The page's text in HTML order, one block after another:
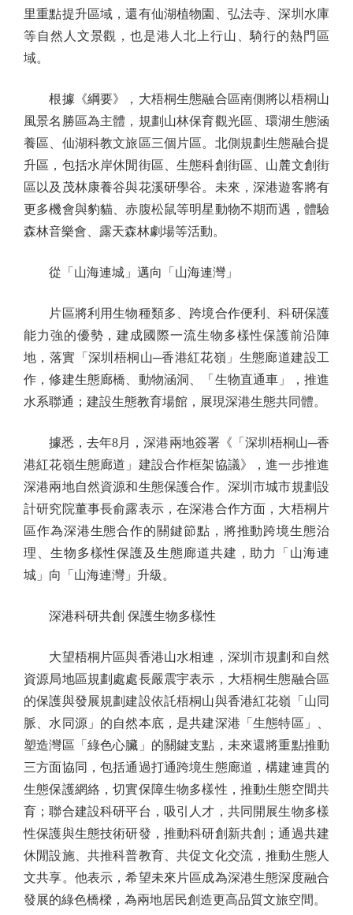
里重點提升區域，還有仙湖植物園、弘法寺、深圳水庫
等自然人文景觀，也是港人北上行山、騎行的熱門區
域。
根據《綱要》，大梧桐生態融合區南側將以梧桐山
風景名勝區為主體，規劃山林保育觀光區、環湖生態涵
養區、仙湖科教文旅區三個片區。北側規劃生態融合提
升區，包括水岸休閒街區、生態科創街區、山麓文創街
區以及茂林康養谷與花溪研學谷。未來，深港遊客將有
更多機會與豹貓、赤腹松鼠等明星動物不期而遇，體驗
森林音樂會、露天森林劇場等活動。
從「山海連城」邁向「山海連灣」
片區將利用生物種類多、跨境合作便利、科研保護
能力強的優勢，建成國際一流生物多樣性保護前沿陣
地，落實「深圳梧桐山─香港紅花嶺」生態廊道建設工
作，修建生態廊橋、動物涵洞、「生物直通車」，推進
水系聯通；建設生態教育場館，展現深港生態共同體。
據悉，去年8月，深港兩地簽署《「深圳梧桐山─香
港紅花嶺生態廊道」建設合作框架協議》，進一步推進
深港兩地自然資源和生態保護合作。深圳市城市規劃設
計研究院董事長俞露表示，在深港合作方面，大梧桐片
區作為深港生態合作的關鍵節點，將推動跨境生態治
理、生物多樣性保護及生態廊道共建，助力「山海連
城」向「山海連灣」升級。
深港科研共創 保護生物多樣性
大望梧桐片區與香港山水相連，深圳市規劃和自然
資源局地區規劃處處長嚴震宇表示，大梧桐生態融合區
的保護與發展規劃建設依託梧桐山與香港紅花嶺「山同
脈、水同源」的自然本底，是共建深港「生態特區」、
塑造灣區「綠色心臟」的關鍵支點，未來還將重點推動
三方面協同，包括通過打通跨境生態廊道，構建連貫的
生態保護網絡，切實保障生物多樣性，推動生態空間共
育；聯合建設科研平台，吸引人才，共同開展生物多樣
性保護與生態技術研發，推動科研創新共創；通過共建
休閒設施、共推科普教育、共促文化交流，推動生態人
文共享。他表示，希望未來片區成為深港生態深度融合
發展的綠色橋樑，為兩地居民創造更高品質文旅空間。